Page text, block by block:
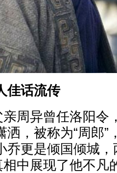
佳话流传
周异曾任洛阳令
洒，被称为“周郎”
乔更是倾国倾城
中展现了他不凡